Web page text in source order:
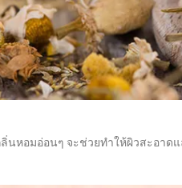
นหอมอ่อนๆ จะช่วยทำให้ผิวสะอา